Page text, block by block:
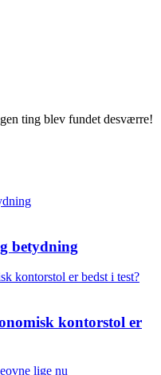
ting blev fundet desværre!
betydning
kontorstol er